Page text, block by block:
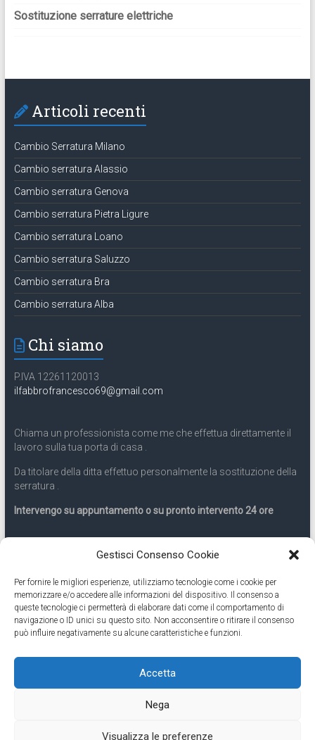
Gestisci Consenso Cookie
Per fornire le migliori esperienze, utilizziamo tecnologie come i cookie per
memorizzare e/o accedere alle informazioni del dispositivo. Il consenso a
queste tecnologie ci permetterà di elaborare dati come il comportamento di
navigazione o ID unici su questo sito. Non acconsentire o ritirare il consenso
può influire negativamente su alcune caratteristiche e funzioni.
Accetta
Nega
Visualizza le preferenze
Sostituzione serrature elettriche
Articoli recenti
Cambio Serratura Milano
Cambio serratura Alassio
Cambio serratura Genova
Cambio serratura Pietra Ligure
Cambio serratura Loano
Cambio serratura Saluzzo
Cambio serratura Bra
Cambio serratura Alba
Chi siamo
P.IVA 12261120013
ilfabbrofrancesco69@gmail.com
Chiama un professionista come me che effettua direttamente il
lavoro sulla tua porta di casa .
Da titolare della ditta effettuo personalmente la sostituzione della
serratura .
Intervengo su appuntamento o su pronto intervento 24 ore
Servizio 24 ore
Cell331.9899963
Eseguiamo anche lavori di apertura porte pronto intervento 24
ore
by ThemeGrill. Powered by
Contatti Cambio Serratura Torino – Sostituzione serrature 24h